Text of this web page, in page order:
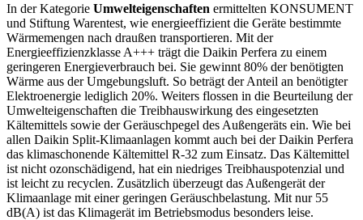
In der Kategorie Umwelteigenschaften ermittelten KONSUMENT
und Stiftung Warentest, wie energieeffizient die Geräte bestimmte
Wärmemengen nach draußen transportieren. Mit der
Energieeffizienzklasse A+++ trägt die Daikin Perfera zu einem
geringeren Energieverbrauch bei. Sie gewinnt 80% der benötigten
Wärme aus der Umgebungsluft. So beträgt der Anteil an benötigter
Elektroenergie lediglich 20%. Weiters flossen in die Beurteilung der
Umwelteigenschaften die Treibhauswirkung des eingesetzten
Kältemittels sowie der Geräuschpegel des Außengeräts ein. Wie bei
allen Daikin Split-Klimaanlagen kommt auch bei der Daikin Perfera
das klimaschonende Kältemittel R-32 zum Einsatz. Das Kältemittel
ist nicht ozonschädigend, hat ein niedriges Treibhauspotenzial und
ist leicht zu recyclen. Zusätzlich überzeugt das Außengerät der
Klimaanlage mit einer geringen Geräuschbelastung. Mit nur 55
dB(A) ist das Klimagerät im Betriebsmodus besonders leise.